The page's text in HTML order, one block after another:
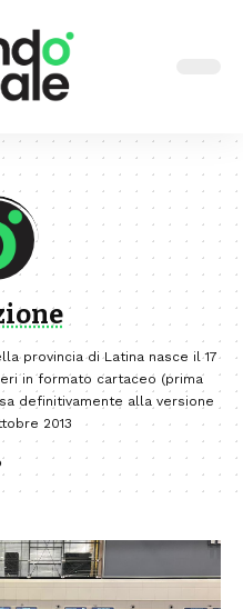
provincia di Latina nasce il 17
in formato cartaceo (prima
definitivamente alla versione
2013